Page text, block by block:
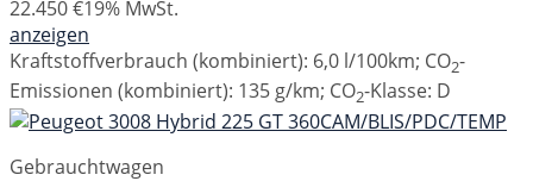
22.450 €19% MwSt.
anzeigen
Kraftstoffverbrauch (kombiniert): 6,0 l/100km; CO2-
Emissionen (kombiniert): 135 g/km; CO2-Klasse: D
Gebrauchtwagen